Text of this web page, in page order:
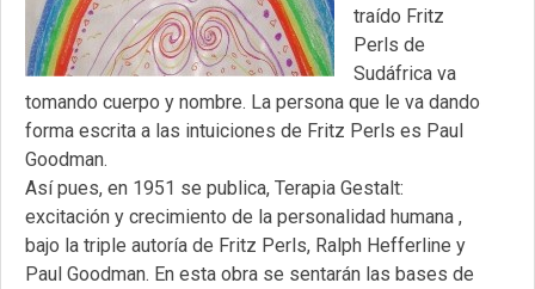
traído Fritz
Perls de
Sudáfrica va
tomando cuerpo y nombre. La persona que le va dando
forma escrita a las intuiciones de Fritz Perls es Paul
Goodman.
Así pues, en 1951 se publica, Terapia Gestalt:
excitación y crecimiento de la personalidad humana ,
bajo la triple autoría de Fritz Perls, Ralph Hefferline y
Paul Goodman. En esta obra se sentarán las bases de